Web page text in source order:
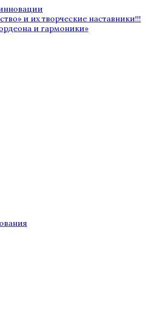
и их творческие наставники!!!
и гармоники»